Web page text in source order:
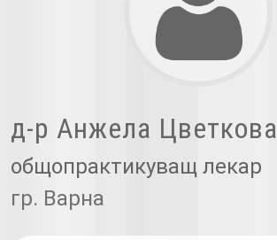
д-р Анжела Цветкова
общопрактикуващ лекар
гр. Варна